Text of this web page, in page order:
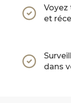
et
dans